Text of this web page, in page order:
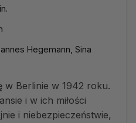
Hegemann, Sina
w Berlinie w 1942 roku.
i w ich miłości
i niebezpieczeństwie,